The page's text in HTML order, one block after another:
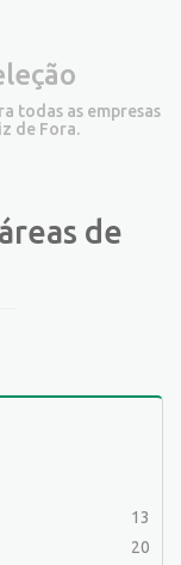
todas as empresas
de Fora.
de
13
20